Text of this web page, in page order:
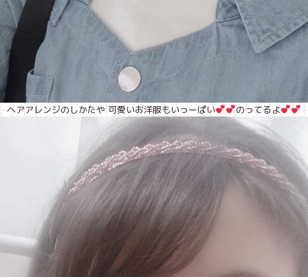
ヘアアレンジのしかたや 可愛いお洋服もいっーぱい のってるよ